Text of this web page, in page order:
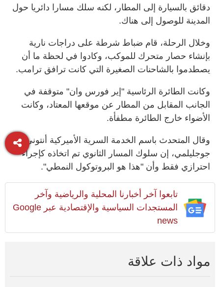
دقائق بالسيارة إلى المطار، لكنه سلك مسارا دائريا حول
المدينة للوصول إلى هناك.
وخلال الرحلة، قام ضباط شرطة على دراجات نارية
بإنشاء حصار متحرك للموكب، وكادوا في لحظة ما أن
يصطدموا بالشاحنات الصغيرة التي كانت ترافق ترامب.
وكانت الطائرة الرئاسية "إير فورس وان" متوقفة في
الجانب المقابل من المطار عن موقعها المعتاد، وكانت
الأضواء خارج الطائرة مطفأة.
وقال المتحدث باسم الخدمة السرية الأميركية أنتوني
جوجليلمي، إن سلوك المسار الثانوي تم اتخاذه كإجراء
احترازي فقط وأن "هذا هو البروتوكول النمطي".
تابعوا آخر أخبارنا المحلية والرياضية وآخر
المستجدات السياسية والإقتصادية عبر Google
news
مواد ذات علاقة